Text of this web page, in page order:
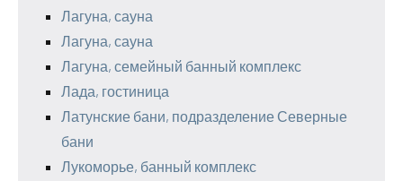
Лагуна, сауна
Лагуна, сауна
Лагуна, семейный банный комплекс
Лада, гостиница
Латунские бани, подразделение Северные
бани
Лукоморье, банный комплекс